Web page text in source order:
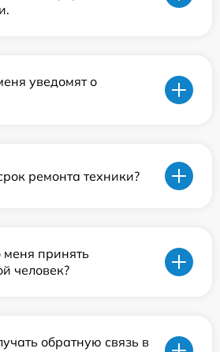
уведомят о
ремонта техники?
принять
человек?
обратную связь в